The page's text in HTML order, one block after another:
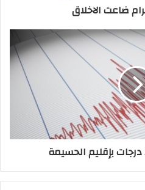
ضاعت الاخلاق